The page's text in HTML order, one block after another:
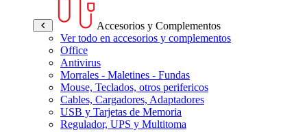
Accesorios y Complementos
Ver todo en accesorios y complementos
Office
Antivirus
Morrales - Maletines - Fundas
Mouse, Teclados, otros perifericos
Cables, Cargadores, Adaptadores
USB y Tarjetas de Memoria
Regulador, UPS y Multitoma